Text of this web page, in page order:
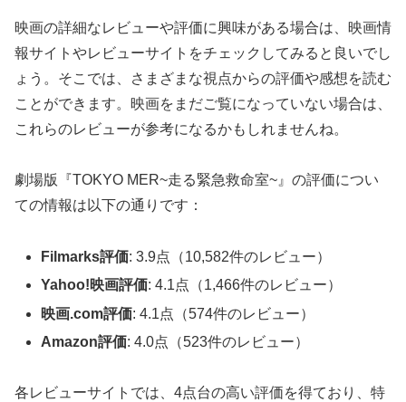
映画の詳細なレビューや評価に興味がある場合は、映画情
報サイトやレビューサイトをチェックしてみると良いでし
ょう。そこでは、さまざまな視点からの評価や感想を読む
ことができます。映画をまだご覧になっていない場合は、
これらのレビューが参考になるかもしれませんね。
劇場版『TOKYO MER~走る緊急救命室~』の評価につい
ての情報は以下の通りです：
Filmarks評価: 3.9点（10,582件のレビュー）
Yahoo!映画評価: 4.1点（1,466件のレビュー）
映画.com評価: 4.1点（574件のレビュー）
Amazon評価: 4.0点（523件のレビュー）
各レビューサイトでは、4点台の高い評価を得ており、特